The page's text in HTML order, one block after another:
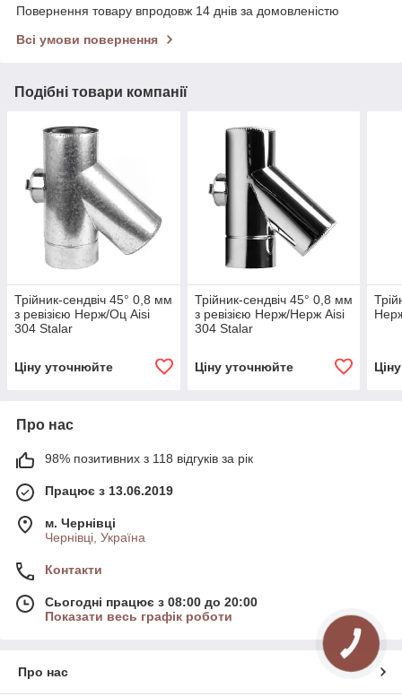
Повернення товару впродовж 14 днів за домовленістю
Всі умови повернення
Подібні товари компанії
Трійник-сендвіч 45° 0,8 мм
з ревізією Нерж/Оц Aisi
304 Stalar
Ціну уточнюйте
Трійник-сендвіч 45° 0,8 мм
з ревізією Нерж/Нерж Aisi
304 Stalar
Ціну уточнюйте
Про нас
98% позитивних з 118 відгуків за рік
Працює з 13.06.2019
м. Чернівці
Чернівці, Україна
Контакти
Сьогодні працює з 08:00 до 20:00
Показати весь графік роботи
Про нас
КНОПКА
ЗВ'ЯЗКУ